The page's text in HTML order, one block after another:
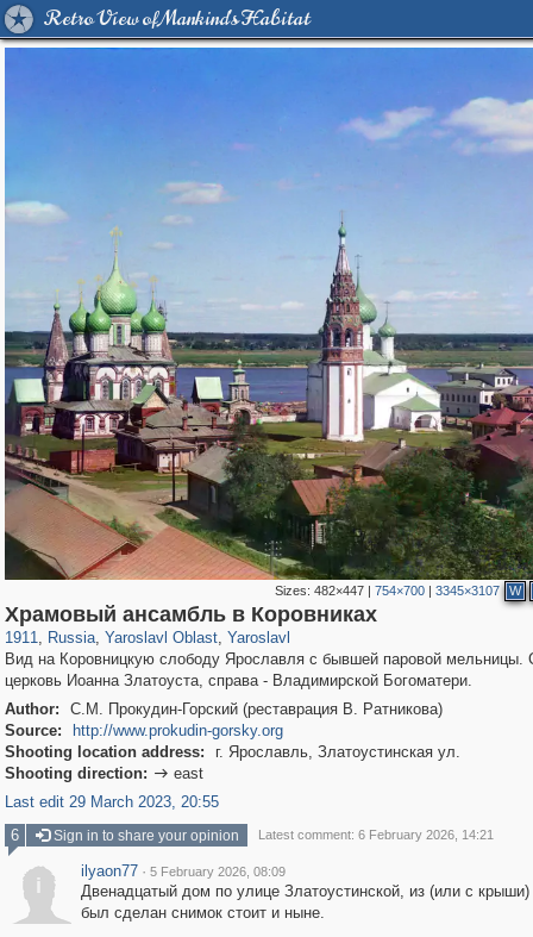
Retro View of Mankind's Habitat
Sizes: 482×447| 754×700| 3345×3107 W
Храмовый ансамбль в Коровниках
1911, Russia
1,406,672 29,243
, Yaroslavl Oblast
24,605 1,109
, Yaroslavl
8,345 200
Вид на Коровницкую слободу Ярославля с бывшей паровой мельницы.
церковь Иоанна Златоуста, справа - Владимирской Богоматери.
Author:
С.М. Прокудин-Горский (реставрация В. Ратникова)
Source:
http://www.prokudin-gorsky.org
Shooting location address:
г. Ярославль, Златоустинская ул.
Shooting direction:  east
Last edit 29 March 2023, 20:55
6
Sign in to share your opinion Latest comment: 6 February 2026, 14:21
i
ilyaon77 · 5 February 2026, 08:09
Двенадцатый дом по улице Златоустинской, из (или с крыши)
был сделан снимок стоит и ныне.